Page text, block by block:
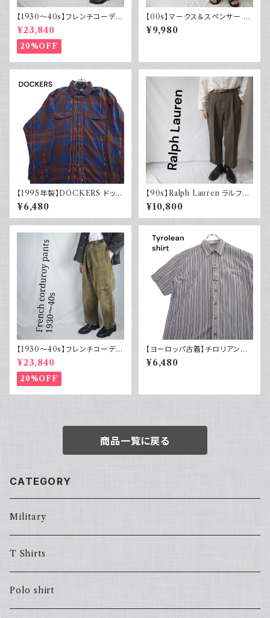
【1930～40s】フレンチコーデュ
ロイパンツ ヴィンテージ ダーク
ブラウン
¥23,840
20%OFF
【00s】マークス＆スペンサー M
arks & Spencer シルクリネン
パンツ スラックス 古着
¥9,980
【1995年製】DOCKERS ドッカ
ーズ チェックシャツ ダブルポケ
ット 古着 アメカジ リーバイス
長袖 90s
¥6,480
【90s】Ralph Lauren ラルフロ
ーレン ツータックスラックス ウ
ール カーキ 古着 TALONジッ
プ
¥10,800
【1930～40s】フレンチコーデュ
ロイパンツ ヴィンテージ ループ
付 刺繍タグ
¥23,840
20%OFF
【ヨーロッパ古着】チロリアンシ
ャツ 半袖 古着 ストライプ レト
ロ ユーロ古着 ボックスシルエッ
¥6,480
商品一覧に戻る
CATEGORY
Military
T Shirts
Polo shirt